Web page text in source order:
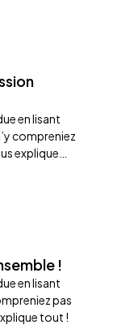
en lisant
compreniez
explique
!
en lisant
pas
tout !